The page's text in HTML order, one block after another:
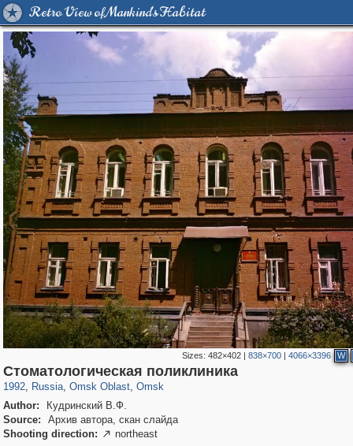
Retro View of Mankind's Habitat
Sizes: 482×402| 838×700| 4066×3396 W
Стоматологическая поликлиника
1992, Russia
1,406,257 29,243
, Omsk Oblast
31,642 80
, Omsk
22,511 71
Author:
Кудринский В.Ф.
Source:
Архив автора, скан слайда
Shooting direction:  northeast